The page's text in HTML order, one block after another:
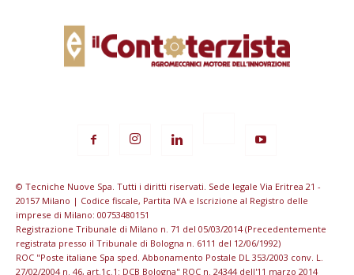
© Tecniche Nuove Spa. Tutti i diritti riservati. Sede legale Via Eritrea 21 -
20157 Milano | Codice fiscale, Partita IVA e Iscrizione al Registro delle
imprese di Milano: 00753480151
Registrazione Tribunale di Milano n. 71 del 05/03/2014 (Precedentemente
registrata presso il Tribunale di Bologna n. 6111 del 12/06/1992)
ROC "Poste italiane Spa sped. Abbonamento Postale DL 353/2003 conv. L.
27/02/2004 n. 46, art.1c.1: DCB Bologna" ROC n. 24344 dell'11 marzo 2014